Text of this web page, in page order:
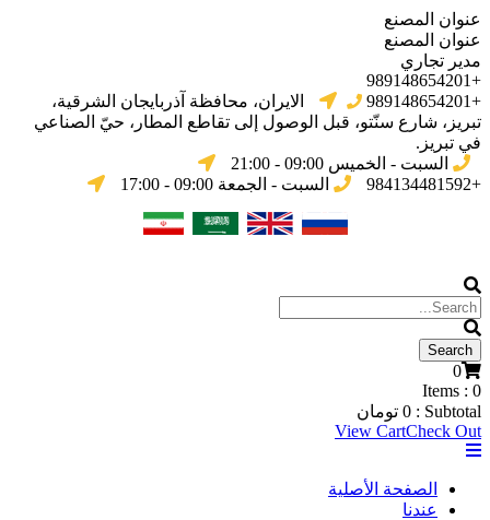
عنوان المصنع
عنوان المصنع
مدير تجاري
+989148654201
+989148654201
الایران، محافظة آذربایجان الشرقیة،
تبریز، شارع سنّتو، قبل الوصول إلى تقاطع المطار، حيّ الصناعي
في تبریز.
السبت - الخميس 09:00 - 21:00
+984134481592
السبت - الجمعة 09:00 - 17:00
0
Items : 0
Subtotal :
0 تومان
View CartCheck Out
الصفحة الأصلية
عندنا